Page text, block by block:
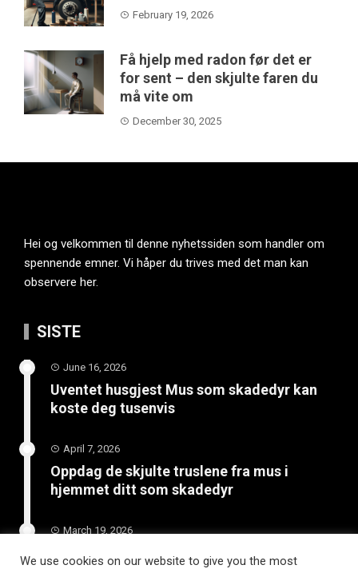
February 19, 2026
Få hjelp med radon før det er
for sent – den skjulte faren du
må vite om
December 30, 2025
Hei og velkommen til denne nyhetssiden som handler om
spennende emner. Vi håper du trives med det man kan
observere her.
SISTE
June 16, 2026
Uventet husgjest Mus som skadedyr kan
koste deg tusenvis
April 7, 2026
Oppdag de skjulte truslene fra mus i
hjemmet ditt som skadedyr
March 19, 2026
Slik vedlikeholder du tilhengeren for
We use cookies on our website to give you the most